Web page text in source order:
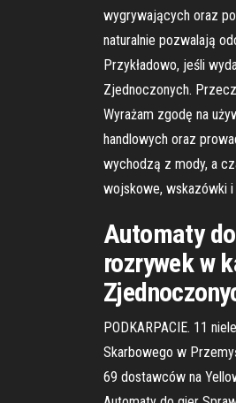
wygrywających oraz
naturalnie pozwalają
Przykładowo, jeśli
Zjednoczonych.
Wyrażam zgodę na
handlowych oraz
wychodzą z mody, a
wojskowe, wskazówki
Automaty
rozrywek w
PODKARPACIE. 11
Skarbowego w
69 dostawców na